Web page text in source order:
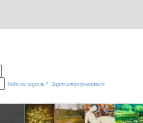
Забыли пароль? Зарегистрироваться